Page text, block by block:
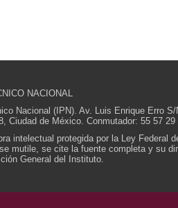
NACIONAL
Nacional (IPN). Av. Luis Enrique Erro
Ciudad de México. Conmutador: 55 57 29
intelectual protegida por la Ley Federal
mutile, se cite la fuente completa y su
General del Instituto.